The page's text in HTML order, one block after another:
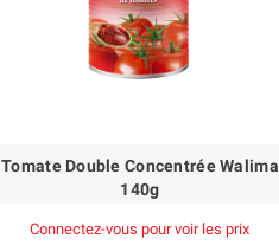
Tomate Double Concentrée Walima
140g
Connectez-vous pour voir les prix